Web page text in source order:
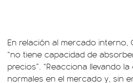
En relación al mercado interno,
“no tiene capacidad de
precios”. “Reacciona llevando
normales en el mercado y, sin